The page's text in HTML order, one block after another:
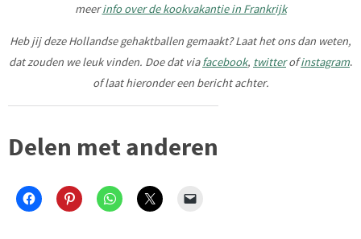
meerinfo over de kookvakantie in Frankrijk
Heb jij deze Hollandse gehaktballen gemaakt? Laat het ons dan weten,
dat zouden we leuk vinden. Doe dat viafacebook, twitterofinstagram.
of laat hieronder een bericht achter.
Delen met anderen